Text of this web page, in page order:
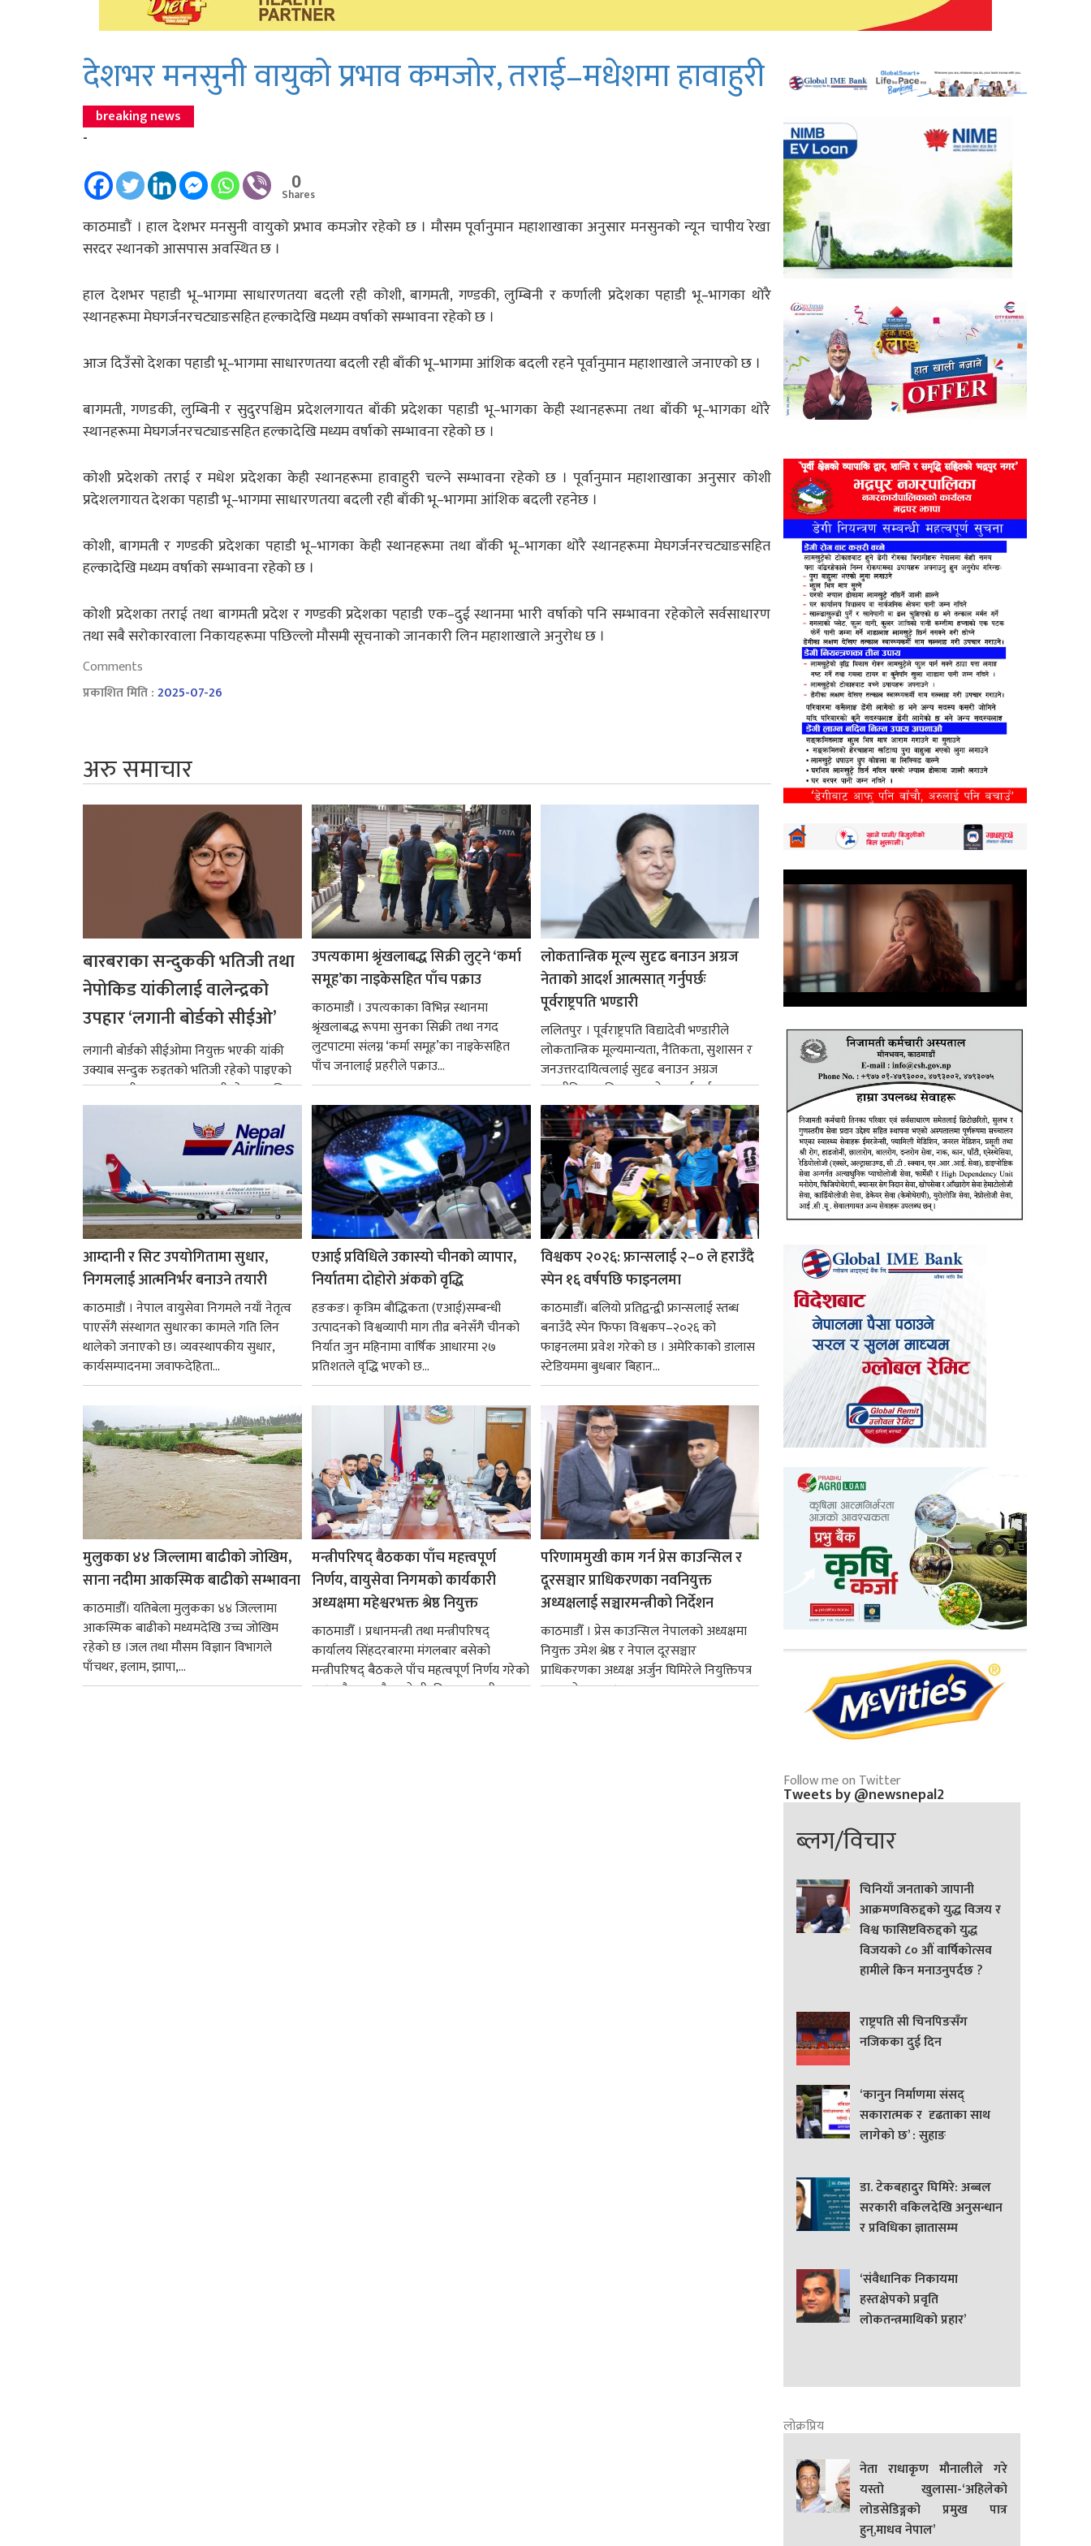
देशभर मनसुनी वायुको प्रभाव कमजोर, तराई–मधेशमा हावाहुरी
breaking news
-
0
Shares
काठमाडौं । हाल देशभर मनसुनी वायुको प्रभाव कमजोर रहेको छ । मौसम पूर्वानुमान महाशाखाका अनुसार मनसुनको न्यून चापीय रेखा
सरदर स्थानको आसपास अवस्थित छ ।
हाल देशभर पहाडी भू–भागमा साधारणतया बदली रही कोशी, बागमती, गण्डकी, लुम्बिनी र कर्णाली प्रदेशका पहाडी भू–भागका थोरै
स्थानहरूमा मेघगर्जनरचट्याङसहित हल्कादेखि मध्यम वर्षाको सम्भावना रहेको छ ।
आज दिउँसो देशका पहाडी भू–भागमा साधारणतया बदली रही बाँकी भू–भागमा आंशिक बदली रहने पूर्वानुमान महाशाखाले जनाएको छ ।
बागमती, गणडकी, लुम्बिनी र सुदुरपश्चिम प्रदेशलगायत बाँकी प्रदेशका पहाडी भू–भागका केही स्थानहरूमा तथा बाँकी भू–भागका थोरै
स्थानहरूमा मेघगर्जनरचट्याङसहित हल्कादेखि मध्यम वर्षाको सम्भावना रहेको छ ।
कोशी प्रदेशको तराई र मधेश प्रदेशका केही स्थानहरूमा हावाहुरी चल्ने सम्भावना रहेको छ । पूर्वानुमान महाशाखाका अनुसार कोशी
प्रदेशलगायत देशका पहाडी भू–भागमा साधारणतया बदली रही बाँकी भू–भागमा आंशिक बदली रहनेछ ।
कोशी, बागमती र गण्डकी प्रदेशका पहाडी भू–भागका केही स्थानहरूमा तथा बाँकी भू–भागका थोरै स्थानहरूमा मेघगर्जनरचट्याङसहित
हल्कादेखि मध्यम वर्षाको सम्भावना रहेको छ ।
कोशी प्रदेशका तराई तथा बागमती प्रदेश र गण्डकी प्रदेशका पहाडी एक–दुई स्थानमा भारी वर्षाको पनि सम्भावना रहेकोले सर्वसाधारण
तथा सबै सरोकारवाला निकायहरूमा पछिल्लो मौसमी सूचनाको जानकारी लिन महाशाखाले अनुरोध छ ।
Comments
प्रकाशित मिति :2025-07-26
अरु समाचार
बारबराका सन्दुककी भतिजी तथा
नेपोकिड यांकीलाई वालेन्द्रको
उपहार ‘लगानी बोर्डको सीईओ’
लगानी बोर्डको सीईओमा नियुक्त भएकी यांकी
उक्याब सन्दुक रुइतको भतिजी रहेको पाइएको
छ। तत्कालीन समयमा महाकालीको अञ्चलाधिश
नै बनेका जोन...
उपत्यकामा श्रृंखलाबद्ध सिक्री लुट्ने ‘कर्मा
समूह’का नाइकेसहित पाँच पक्राउ
काठमाडौं । उपत्यकाका विभिन्न स्थानमा
श्रृंखलाबद्ध रूपमा सुनका सिक्री तथा नगद
लुटपाटमा संलग्न ‘कर्मा समूह’का नाइकेसहित
पाँच जनालाई प्रहरीले पक्राउ...
लोकतान्त्रिक मूल्य सुदृढ बनाउन अग्रज
नेताको आदर्श आत्मसात् गर्नुपर्छः
पूर्वराष्ट्रपति भण्डारी
ललितपुर । पूर्वराष्ट्रपति विद्यादेवी भण्डारीले
लोकतान्त्रिक मूल्यमान्यता, नैतिकता, सुशासन र
जनउत्तरदायित्वलाई सुदृढ बनाउन अग्रज
राजनीतिक व्यक्तित्वहरूको आदर्शलाई आत्मसात्
गर्न आवश्यक...
आम्दानी र सिट उपयोगितामा सुधार,
निगमलाई आत्मनिर्भर बनाउने तयारी
काठमाडाैं । नेपाल वायुसेवा निगमले नयाँ नेतृत्व
पाएसँगै संस्थागत सुधारका कामले गति लिन
थालेको जनाएको छ। व्यवस्थापकीय सुधार,
कार्यसम्पादनमा जवाफदेहिता...
एआई प्रविधिले उकास्यो चीनको व्यापार,
निर्यातमा दोहोरो अंकको वृद्धि
हङकङ। कृत्रिम बौद्धिकता (एआई)सम्बन्धी
उत्पादनको विश्वव्यापी माग तीव्र बनेसँगै चीनको
निर्यात जुन महिनामा वार्षिक आधारमा २७
प्रतिशतले वृद्धि भएको छ...
विश्वकप २०२६: फ्रान्सलाई २–० ले हराउँदै
स्पेन १६ वर्षपछि फाइनलमा
काठमाडौँ। बलियो प्रतिद्वन्द्वी फ्रान्सलाई स्तब्ध
बनाउँदै स्पेन फिफा विश्वकप–२०२६ को
फाइनलमा प्रवेश गरेको छ । अमेरिकाको डालास
स्टेडियममा बुधबार बिहान...
मुलुकका ४४ जिल्लामा बाढीको जोखिम,
साना नदीमा आकस्मिक बाढीको सम्भावना
काठमाडौँ। यतिबेला मुलुकका ४४ जिल्लामा
आकस्मिक बाढीको मध्यमदेखि उच्च जोखिम
रहेको छ ।जल तथा मौसम विज्ञान विभागले
पाँचथर, इलाम, झापा,...
मन्त्रीपरिषद् बैठकका पाँच महत्त्वपूर्ण
निर्णय, वायुसेवा निगमको कार्यकारी
अध्यक्षमा महेश्वरभक्त श्रेष्ठ नियुक्त
काठमाडौँ । प्रधानमन्त्री तथा मन्त्रीपरिषद्
कार्यालय सिंहदरबारमा मंगलबार बसेको
मन्त्रीपरिषद् बैठकले पाँच महत्वपूर्ण निर्णय गरेको
छ । यसैक्रममा बैडकले बीउबिजनसम्बन्धी...
परिणाममुखी काम गर्न प्रेस काउन्सिल र
दूरसञ्चार प्राधिकरणका नवनियुक्त
अध्यक्षलाई सञ्चारमन्त्रीको निर्देशन
काठमाडौँ । प्रेस काउन्सिल नेपालको अध्यक्षमा
नियुक्त उमेश श्रेष्ठ र नेपाल दूरसञ्चार
प्राधिकरणका अध्यक्ष अर्जुन घिमिरेले नियुक्तिपत्र
ग्रहण गरेका छन्।...
Follow me on Twitter
Tweets by @newsnepal2
ब्लग/विचार
चिनियाँ जनताको जापानी
आक्रमणविरुद्दको युद्ध विजय र
विश्व फासिष्टविरुद्दको युद्ध
विजयको ८० औं वार्षिकोत्सव
हामीले किन मनाउनुपर्दछ ?
राष्ट्रपति सी चिनपिङसँग
नजिकका दुई दिन
‘कानुन निर्माणमा संसद्
सकारात्मक र दृढताका साथ
लागेको छ’ : सुहाङ
डा. टेकबहादुर घिमिरे: अब्बल
सरकारी वकिलदेखि अनुसन्धान
र प्रविधिका ज्ञातासम्म
‘संवैधानिक निकायमा
हस्तक्षेपको प्रवृति
लोकतन्त्रमाथिको प्रहार’
लोक्रप्रिय
नेता राधाकृण मौनालीले गरे
यस्तो खुलासा-‘अहिलेको
लोडसेडिङ्गको प्रमुख पात्र
हुन्,माधव नेपाल’